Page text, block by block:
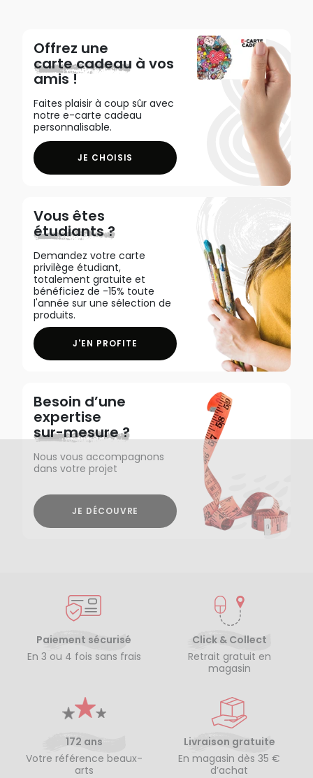
Offrez une
carte cadeau à vos
amis !
Faites plaisir à coup sûr avec
notre e-carte cadeau
personnalisable.
JE CHOISIS
Vous êtes
étudiants ?
Demandez votre carte
privilège étudiant,
totalement gratuite et
bénéficiez de -15% toute
l'année sur une sélection de
produits.
J'EN PROFITE
Besoin d’une
expertise
sur-mesure ?
Nous vous accompagnons
dans votre projet
JE DÉCOUVRE
Paiement sécurisé
En 3 ou 4 fois sans frais
Click & Collect
Retrait gratuit en
magasin
172 ans
Votre référence beaux-
arts
Livraison gratuite
En magasin dès 35 €
d’achat